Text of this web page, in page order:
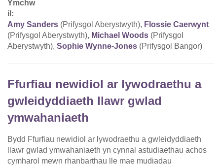
Ymchw
il:
Amy Sanders (Prifysgol Aberystwyth), Flossie Caerwynt
(Prifysgol Aberystwyth), Michael Woods (Prifysgol
Aberystwyth), Sophie Wynne-Jones (Prifysgol Bangor)
Ffurfiau newidiol ar lywodraethu a
gwleidyddiaeth llawr gwlad
ymwahaniaeth
Bydd Ffurfiau newidiol ar lywodraethu a gwleidyddiaeth
llawr gwlad ymwahaniaeth yn cynnal astudiaethau achos
cymharol mewn rhanbarthau lle mae mudiadau